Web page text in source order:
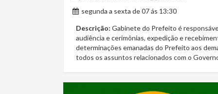
segunda a sexta de 07 ás 13:30
Descrição: Gabinete do Prefeito é
audiência e cerimônias, expedição e
determinações emanadas do Prefeito aos
todos os assuntos relacionados com o